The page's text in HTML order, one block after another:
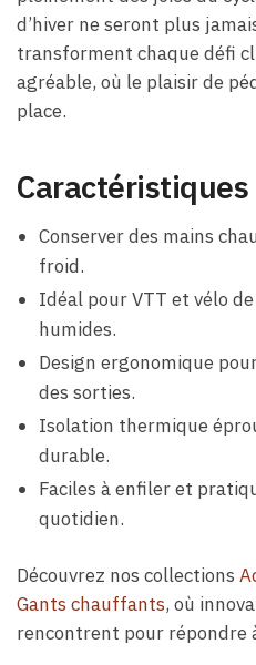
d’hiver ne seront plus
transforment chaque défi
agréable, où le plaisir de
place.
Conserver des mains
froid.
Idéal pour VTT et vélo
humides.
Design ergonomique
des sorties.
Isolation thermique
durable.
Faciles à enfiler et
quotidien.
Découvrez nos collections
Gants chauffants, où
rencontrent pour répondre